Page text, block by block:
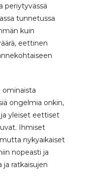
periytyvässä
tunnetussa
kuin
eettinen
ominaista
ongelmia onkin,
ja yleiset eettiset
Ihmiset
nykyaikaiset
nopeasti ja
ratkaisujen